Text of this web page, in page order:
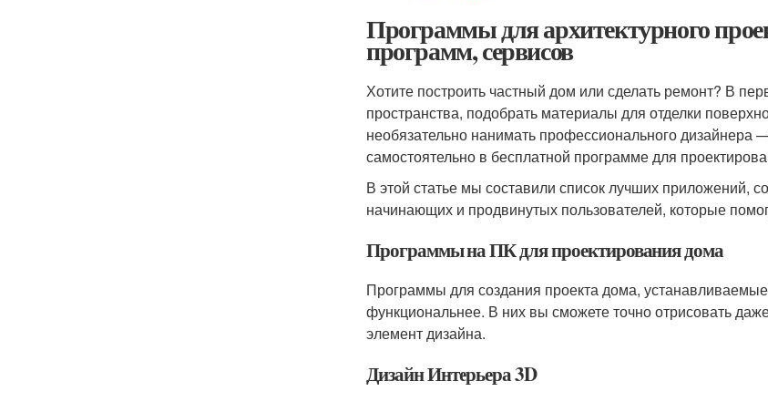
Программы для архитектурного
программ, сервисов
Хотите построить частный дом или сделать ремонт? В
пространства, подобрать материалы для отделки
необязательно нанимать профессионального дизайнера
самостоятельно в бесплатной программе для
В этой статье мы составили список лучших приложений,
начинающих и продвинутых пользователей, которые
Программы на ПК для проектирования дома
Программы для создания проекта дома,
функциональнее. В них вы сможете точно отрисовать
элемент дизайна.
Дизайн Интерьера 3D